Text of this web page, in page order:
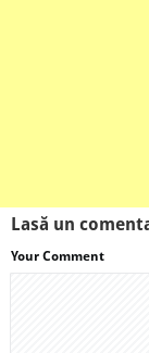
Lasă un
Your Comment